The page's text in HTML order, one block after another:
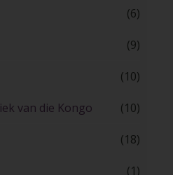
(6)
(9)
(10)
van die Kongo (10)
(18)
(1)